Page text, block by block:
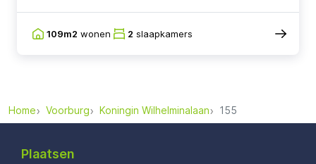
109m2 wonen 2 slaapkamers
Home Voorburg Koningin Wilhelminalaan 155
Plaatsen